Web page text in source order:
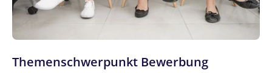
Themenschwerpunkt Bewerbung